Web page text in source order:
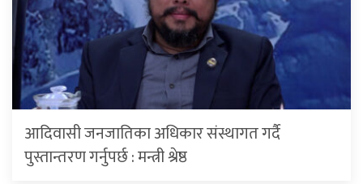
आदिवासी जनजातिका अधिकार संस्थागत गर्दै
पुस्तान्तरण गर्नुपर्छ : मन्त्री श्रेष्ठ